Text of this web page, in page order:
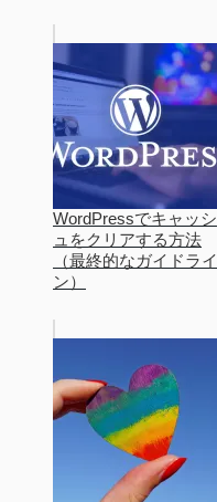
WordPressでキャッシ
ュをクリアする方法
（最終的なガイドライ
ン）